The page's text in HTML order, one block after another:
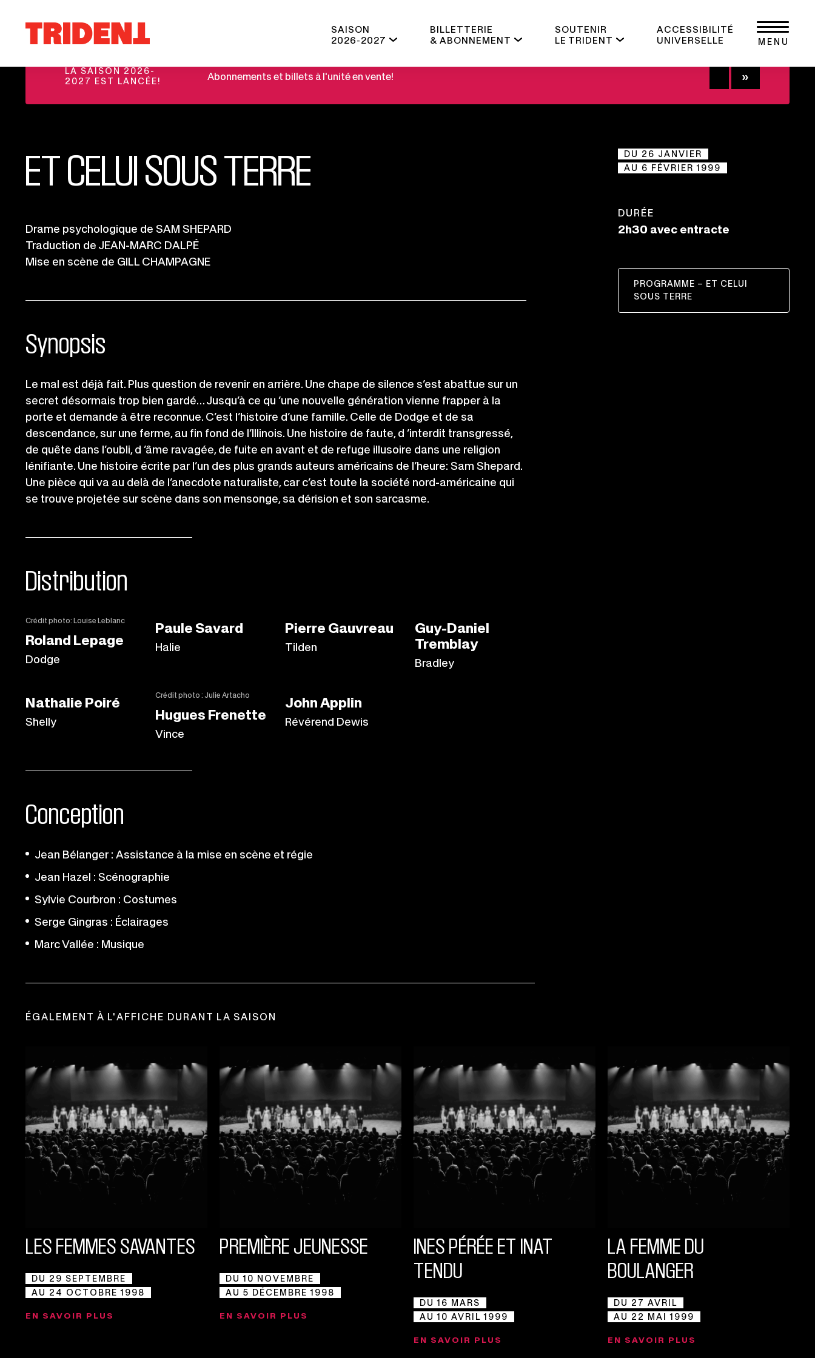
à
page
SAISON
2026-2027
BILLETTERIE
& ABONNEMENT
SOUTENIR
LE TRIDENT
ACCESSIBILITÉ
UNIVERSELLE
MENU
LA SAISON 2026-
2027 EST LANCÉE!
Abonnements et billets à l'unité en vente!
ET CELUI SOUS TERRE
Informations
importantes
Drame psychologique de SAM SHEPARD
Traduction de JEAN-MARC DALPÉ
Mise en scène de GILL CHAMPAGNE
Synopsis
Le mal est déjà fait. Plus question de revenir en arrière. Une chape de silence s’est abattue sur un
secret désormais trop bien gardé… Jusqu’à ce qu ’une nouvelle génération vienne frapper à la
porte et demande à être reconnue. C’est l’histoire d’une famille. Celle de Dodge et de sa
descendance, sur une ferme, au fin fond de l’Illinois. Une histoire de faute, d ’interdit transgressé,
de quête dans l’oubli, d ’âme ravagée, de fuite en avant et de refuge illusoire dans une religion
lénifiante. Une histoire écrite par l’un des plus grands auteurs américains de l’heure: Sam Shepard.
Une pièce qui va au delà de l’anecdote naturaliste, car c’est toute la société nord-américaine qui
se trouve projetée sur scène dans son mensonge, sa dérision et son sarcasme.
Distribution
Crédit photo: Louise Leblanc
Roland Lepage
Dodge
Paule Savard
Halie
Pierre Gauvreau
Tilden
Guy-Daniel
Tremblay
Bradley
Nathalie Poiré
Shelly
Crédit photo : Julie Artacho
Hugues Frenette
Vince
John Applin
Révérend Dewis
Conception
Jean Bélanger : Assistance à la mise en scène et régie
Jean Hazel : Scénographie
Sylvie Courbron : Costumes
Serge Gingras : Éclairages
Marc Vallée : Musique
DU 26 JANVIER
AU 6 FÉVRIER 1999
DURÉE
2h30 avec entracte
PROGRAMME – ET CELUI
SOUS TERRE
CE
ÉGALEMENT À L'AFFICHE DURANT LA SAISON
LES FEMMES SAVANTES
DU 29 SEPTEMBRE
AU 24 OCTOBRE 1998
EN SAVOIR PLUS
PREMIÈRE JEUNESSE
DU 10 NOVEMBRE
AU 5 DÉCEMBRE 1998
EN SAVOIR PLUS
INES PÉRÉE ET INAT
TENDU
DU 16 MARS
AU 10 AVRIL 1999
EN SAVOIR PLUS
LA FEMME DU
BOULANGER
DU 27 AVRIL
AU 22 MAI 1999
EN SAVOIR PLUS